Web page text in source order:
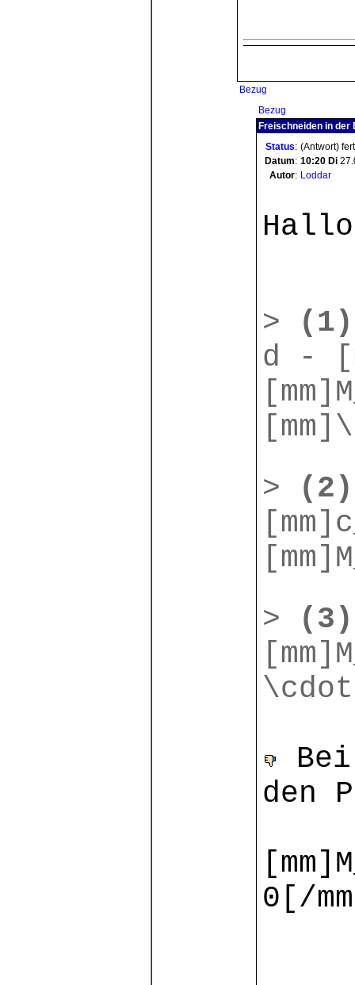
Bezug
Bezug
Freischneiden in
Status: (Antwort)
Datum: 10:20 Di
Autor: Loddar
> (1)
d -
>
(2)
>
(3)
Bei
den
0[/